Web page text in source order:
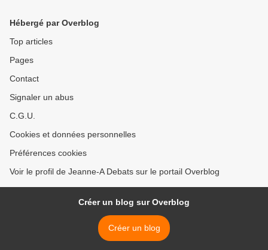
Hébergé par Overblog
Top articles
Pages
Contact
Signaler un abus
C.G.U.
Cookies et données personnelles
Préférences cookies
Voir le profil de Jeanne-A Debats sur le portail Overblog
Créer un blog sur Overblog
Créer un blog